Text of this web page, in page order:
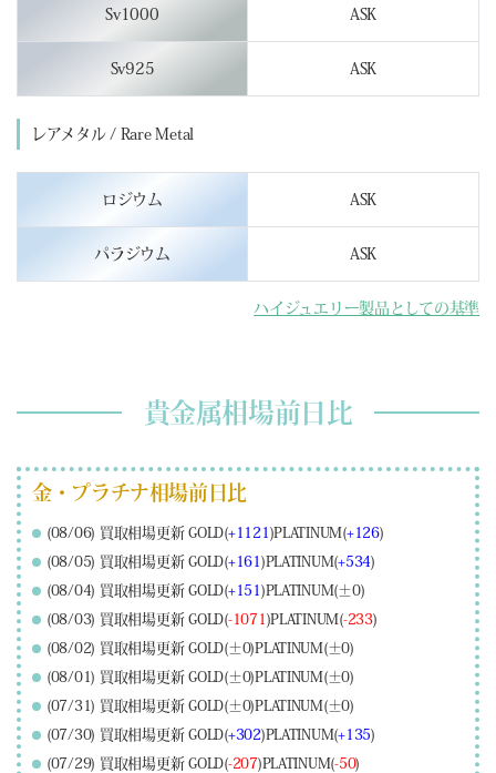
Sv1000 ASK
Sv925 ASK
レアメタル / Rare Metal
ロジウム ASK
パラジウム ASK
ハイジュエリー製品としての基準
貴金属相場前日比
金・プラチナ相場前日比
(08/06) 買取相場更新 GOLD(+1121 )PLATINUM(+126)
(08/05) 買取相場更新 GOLD(+161 )PLATINUM(+534)
(08/04) 買取相場更新 GOLD(+151 )PLATINUM(±0)
(08/03) 買取相場更新 GOLD(-1071 )PLATINUM(-233)
(08/02) 買取相場更新 GOLD(±0)PLATINUM(±0)
(08/01) 買取相場更新 GOLD(±0)PLATINUM(±0)
(07/31) 買取相場更新 GOLD(±0)PLATINUM(±0)
(07/30) 買取相場更新 GOLD(+302)PLATINUM(+135)
(07/29) 買取相場更新 GOLD(-207)PLATINUM(-50)